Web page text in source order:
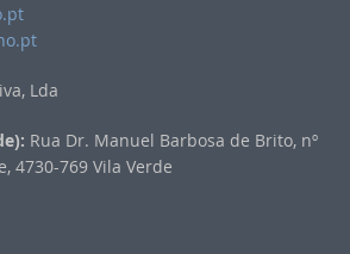
Lda
Rua Dr. Manuel Barbosa de Brito, nº
4730-769 Vila Verde